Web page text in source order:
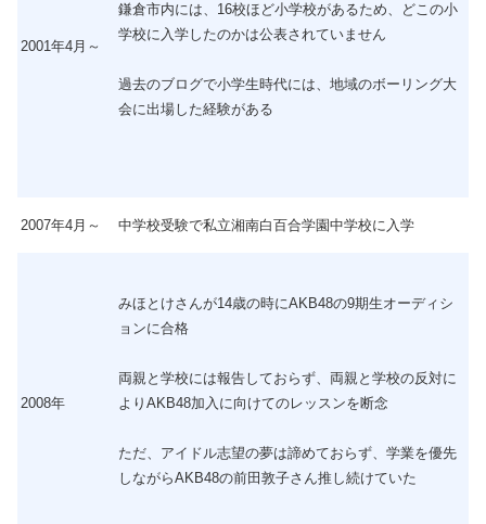
2001年4月～
鎌倉市内には、16校ほど小学校があるため、どこの小
学校に入学したのかは公表されていません
過去のブログで小学生時代には、地域のボーリング大
会に出場した経験がある
2007年4月～ 中学校受験で私立湘南白百合学園中学校に入学
2008年
みほとけさんが14歳の時にAKB48の9期生オーディシ
ョンに合格
両親と学校には報告しておらず、両親と学校の反対に
よりAKB48加入に向けてのレッスンを断念
ただ、アイドル志望の夢は諦めておらず、学業を優先
しながらAKB48の前田敦子さん推し続けていた